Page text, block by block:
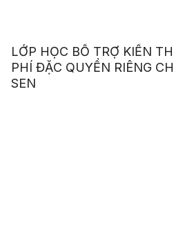
LỚP HỌC BỔ TRỢ KIẾN
PHÍ ĐẶC QUYỀN RIÊNG
SEN